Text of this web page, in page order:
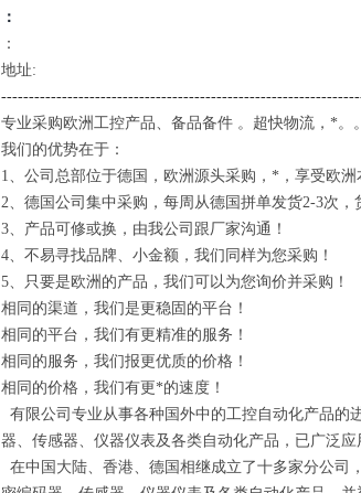
：
：
地址:
--------------------------------------
专业采购欧洲工控产品、备品备件 。超快物流，*。。
我们的优势在于：
1、公司总部位于德国，欧洲源头采购，*，享受欧
2、德国公司集中采购，每周从德国拼单发货2-3次，
3、产品可修或换，由我公司跟厂家沟通！
4、不易寻找品牌、小金额，我们同样为您采购！
5、只要是欧洲的产品，我们可以为您询价并采购！
相同的渠道，我们是更稳固的平台！
相同的平台，我们有更精准的服务！
相同的服务，我们报更优质的价格！
相同的价格，我们有更*的速度！
有限公司专业从事各种国外中的工控自动化产品的
器、传感器、仪器仪表及各类自动化产品，已广泛
在中国大陆、香港、德国相继成立了十多家分公司